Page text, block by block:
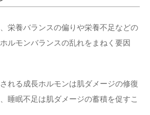
栄養バランスの偏りや栄養不足などの
ルモンバランスの乱れをまねく要因
れる成長ホルモンは肌ダメージの修復
睡眠不足は肌ダメージの蓄積を促すこ